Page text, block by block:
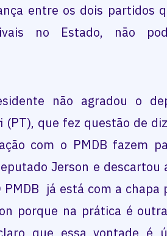
entre os dois partidos
no Estado, não
não agradou o
que fez questão de
com o PMDB fazem
Jerson e descartou
PMDB já está com a chapa
porque na prática é